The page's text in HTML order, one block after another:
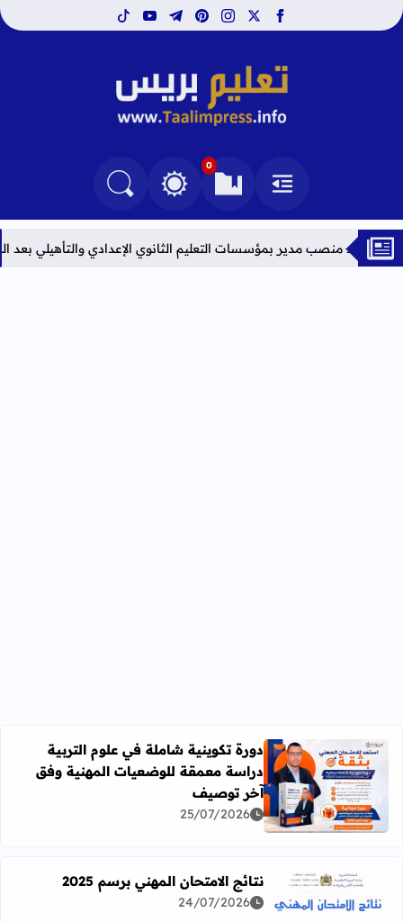
facebook
x
instagram
pinterest
telegram
youtube
tiktok
تعليم بريس TaalimPress
القائمة
0
العلامات المرجعيةالتغيير بين الوضع النهاري والداكن
البحث في المدونة
مدير بمؤسسات التعليم الثانوي الإعدادي والتأهيلي بعد المقابلات لسنة 2026
اقرأ المزيد عن دورة تكوينية شاملة في علوم التربية
دورة تكوينية شاملة في علوم التربية
دراسة معمقة للوضعيات المهنية وفق
آخر توصيف
25/07/2026
اقرأ المزيد عن نتائج الامتحان المهني برسم 2025
نتائج الامتحان المهني برسم 2025
24/07/2026